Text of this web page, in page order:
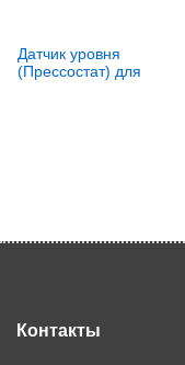
Датчик уровня
(Прессостат) для
Контакты